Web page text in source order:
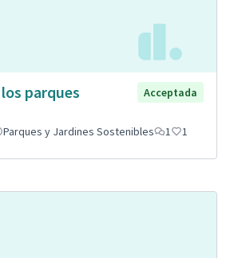
parques
Acceptada
Parques y Jardines Sostenibles 1 1